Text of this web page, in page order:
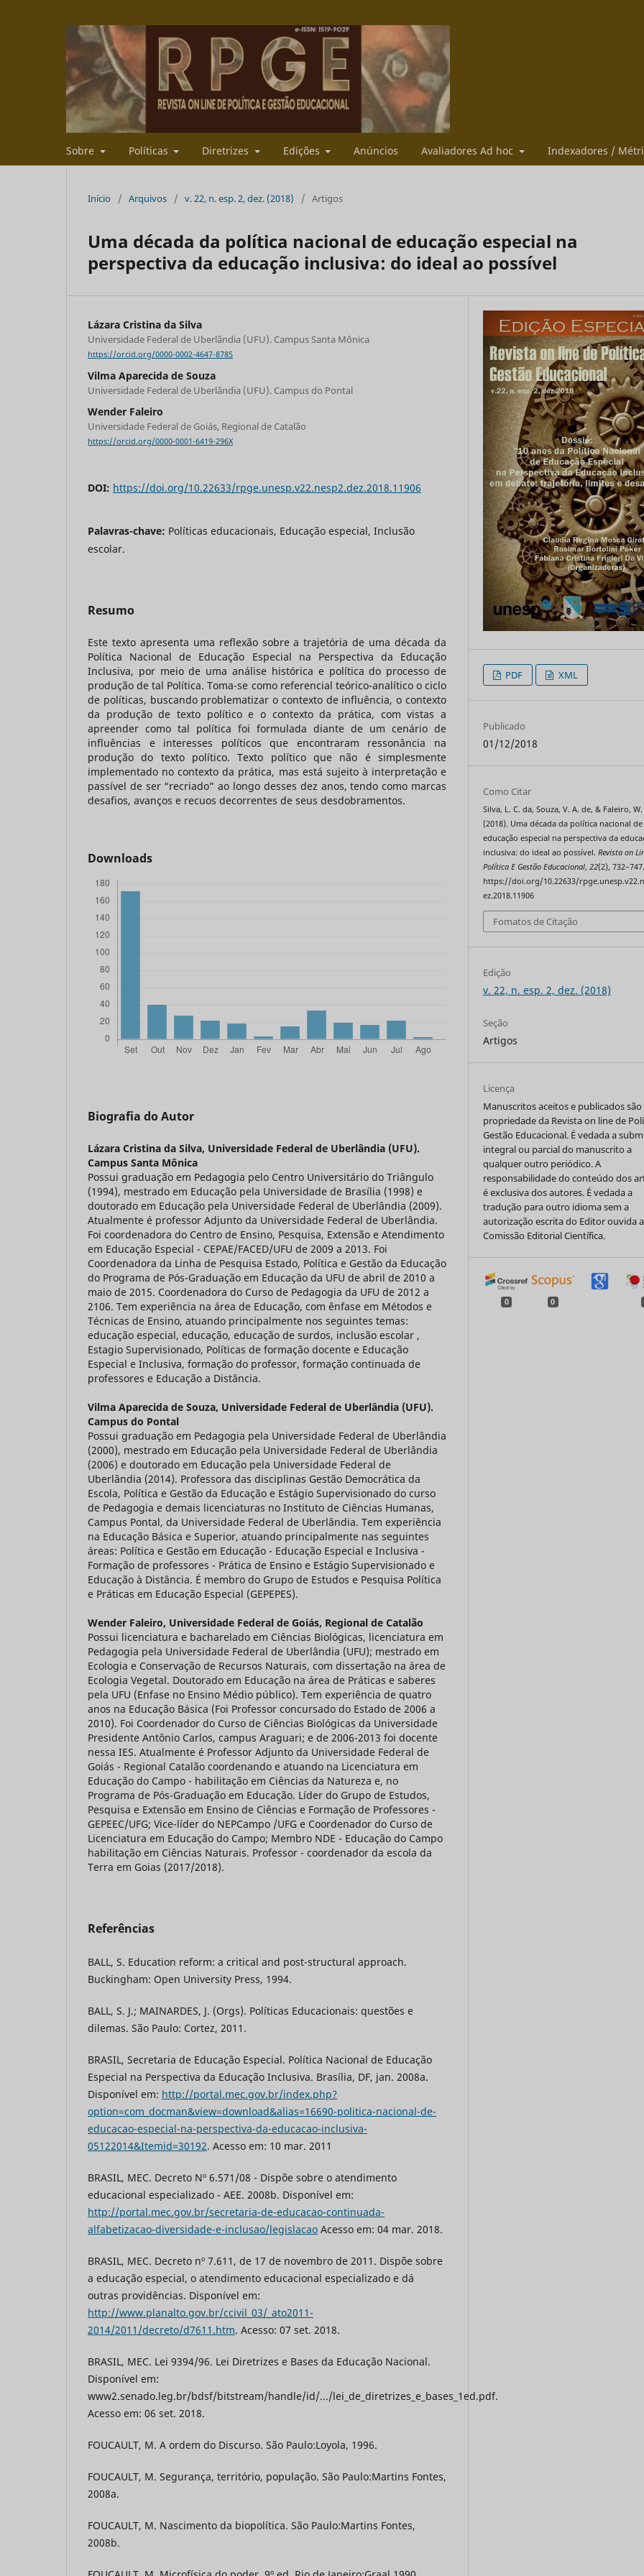
Sobre Políticas Diretrizes Edições Anúncios Avaliadores Ad hoc Indexadores /
Início / Arquivos / v. 22, n. esp. 2, dez. (2018) / Artigos
Uma década da política nacional de educação especial na
perspectiva da educação inclusiva: do ideal ao possível
Lázara Cristina da Silva
Universidade Federal de Uberlândia (UFU). Campus Santa Mônica
https://orcid.org/0000-0002-4647-8785
Vilma Aparecida de Souza
Universidade Federal de Uberlândia (UFU). Campus do Pontal
Wender Faleiro
Universidade Federal de Goiás, Regional de Catalão
https://orcid.org/0000-0001-6419-296X
DOI: https://doi.org/10.22633/rpge.unesp.v22.nesp2.dez.2018.11906
Palavras-chave: Políticas educacionais, Educação especial, Inclusão
escolar.
Resumo
Este texto apresenta uma reflexão sobre a trajetória de uma década da
Política Nacional de Educação Especial na Perspectiva da Educação
Inclusiva, por meio de uma análise histórica e política do processo de
produção de tal Política. Toma-se como referencial teórico-analítico o ciclo
de políticas, buscando problematizar o contexto de influência, o contexto
da produção de texto político e o contexto da prática, com vistas a
apreender como tal política foi formulada diante de um cenário de
influências e interesses políticos que encontraram ressonância na
produção do texto político. Texto político que não é simplesmente
implementado no contexto da prática, mas está sujeito à interpretação e
passível de ser “recriado” ao longo desses dez anos, tendo como marcas
desafios, avanços e recuos decorrentes de seus desdobramentos.
Downloads
Biografia do Autor
Lázara Cristina da Silva, Universidade Federal de Uberlândia (UFU).
Campus Santa Mônica
Possui graduação em Pedagogia pelo Centro Universitário do Triângulo
(1994), mestrado em Educação pela Universidade de Brasília (1998) e
doutorado em Educação pela Universidade Federal de Uberlândia (2009).
Atualmente é professor Adjunto da Universidade Federal de Uberlândia.
Foi coordenadora do Centro de Ensino, Pesquisa, Extensão e Atendimento
em Educação Especial - CEPAE/FACED/UFU de 2009 a 2013. Foi
Coordenadora da Linha de Pesquisa Estado, Política e Gestão da Educação
do Programa de Pós-Graduação em Educação da UFU de abril de 2010 a
maio de 2015. Coordenadora do Curso de Pedagogia da UFU de 2012 a
2106. Tem experiência na área de Educação, com ênfase em Métodos e
Técnicas de Ensino, atuando principalmente nos seguintes temas:
educação especial, educação, educação de surdos, inclusão escolar ,
Estagio Supervisionado, Políticas de formação docente e Educação
Especial e Inclusiva, formação do professor, formação continuada de
professores e Educação a Distância.
Vilma Aparecida de Souza, Universidade Federal de Uberlândia (UFU).
Campus do Pontal
Possui graduação em Pedagogia pela Universidade Federal de Uberlândia
(2000), mestrado em Educação pela Universidade Federal de Uberlândia
(2006) e doutorado em Educação pela Universidade Federal de
Uberlândia (2014). Professora das disciplinas Gestão Democrática da
Escola, Política e Gestão da Educação e Estágio Supervisionado do curso
de Pedagogia e demais licenciaturas no Instituto de Ciências Humanas,
Campus Pontal, da Universidade Federal de Uberlândia. Tem experiência
na Educação Básica e Superior, atuando principalmente nas seguintes
áreas: Política e Gestão em Educação - Educação Especial e Inclusiva -
Formação de professores - Prática de Ensino e Estágio Supervisionado e
Educação à Distância. É membro do Grupo de Estudos e Pesquisa Política
e Práticas em Educação Especial (GEPEPES).
Wender Faleiro, Universidade Federal de Goiás, Regional de Catalão
Possui licenciatura e bacharelado em Ciências Biológicas, licenciatura em
Pedagogia pela Universidade Federal de Uberlândia (UFU); mestrado em
Ecologia e Conservação de Recursos Naturais, com dissertação na área de
Ecologia Vegetal. Doutorado em Educação na área de Práticas e saberes
pela UFU (Enfase no Ensino Médio público). Tem experiência de quatro
anos na Educação Básica (Foi Professor concursado do Estado de 2006 a
2010). Foi Coordenador do Curso de Ciências Biológicas da Universidade
Presidente Antônio Carlos, campus Araguari; e de 2006-2013 foi docente
nessa IES. Atualmente é Professor Adjunto da Universidade Federal de
Goiás - Regional Catalão coordenando e atuando na Licenciatura em
Educação do Campo - habilitação em Ciências da Natureza e, no
Programa de Pós-Graduação em Educação. Líder do Grupo de Estudos,
Pesquisa e Extensão em Ensino de Ciências e Formação de Professores -
GEPEEC/UFG; Vice-líder do NEPCampo /UFG e Coordenador do Curso de
Licenciatura em Educação do Campo; Membro NDE - Educação do Campo
habilitação em Ciências Naturais. Professor - coordenador da escola da
Terra em Goias (2017/2018).
Referências
BALL, S. Education reform: a critical and post-structural approach.
Buckingham: Open University Press, 1994.
BALL, S. J.; MAINARDES, J. (Orgs). Políticas Educacionais: questões e
dilemas. São Paulo: Cortez, 2011.
BRASIL, Secretaria de Educação Especial. Política Nacional de Educação
Especial na Perspectiva da Educação Inclusiva. Brasília, DF, jan. 2008a.
Disponível em: http://portal.mec.gov.br/index.php?
option=com_docman&view=download&alias=16690-politica-nacional-de-
educacao-especial-na-perspectiva-da-educacao-inclusiva-
05122014&Itemid=30192. Acesso em: 10 mar. 2011
BRASIL, MEC. Decreto Nº 6.571/08 - Dispõe sobre o atendimento
educacional especializado - AEE. 2008b. Disponível em:
http://portal.mec.gov.br/secretaria-de-educacao-continuada-
alfabetizacao-diversidade-e-inclusao/legislacao Acesso em: 04 mar. 2018.
BRASIL, MEC. Decreto nº 7.611, de 17 de novembro de 2011. Dispõe sobre
a educação especial, o atendimento educacional especializado e dá
outras providências. Disponível em:
http://www.planalto.gov.br/ccivil_03/_ato2011-
2014/2011/decreto/d7611.htm. Acesso: 07 set. 2018.
BRASIL, MEC. Lei 9394/96. Lei Diretrizes e Bases da Educação Nacional.
Disponível em:
www2.senado.leg.br/bdsf/bitstream/handle/id/.../lei_de_diretrizes_e_bases_1ed.pdf.
Acesso em: 06 set. 2018.
FOUCAULT, M. A ordem do Discurso. São Paulo:Loyola, 1996.
FOUCAULT, M. Segurança, território, população. São Paulo:Martins Fontes,
2008a.
FOUCAULT, M. Nascimento da biopolítica. São Paulo:Martins Fontes,
2008b.
PDF XML
Publicado
01/12/2018
Como Citar
Silva, L. C. da, Souza, V. A. de, & Faleiro, W.
(2018). Uma década da política nacional de
educação especial na perspectiva da
inclusiva: do ideal ao possível.Revista on
Política E Gestão Educacional,22(2), 732–747.
https://doi.org/10.22633/
ez.2018.11906
Fomatos de Citação
Edição
v. 22, n. esp. 2, dez. (2018)
Seção
Artigos
Licença
Manuscritos aceitos e publicados são
propriedade da Revista on line de
Gestão Educacional. É vedada a
integral ou parcial do manuscrito a
qualquer outro periódico. A
responsabilidade do conteúdo dos
é exclusiva dos autores. É vedada a
tradução para outro idioma sem a
autorização escrita do Editor ouvida a
Comissão Editorial Científica.
0 0